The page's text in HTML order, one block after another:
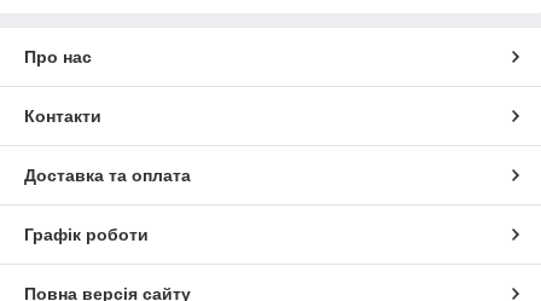
Про нас
Контакти
Доставка та оплата
Графік роботи
Повна версія сайту